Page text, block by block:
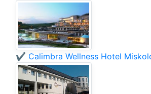
✔️ Calimbra Wellness Hotel